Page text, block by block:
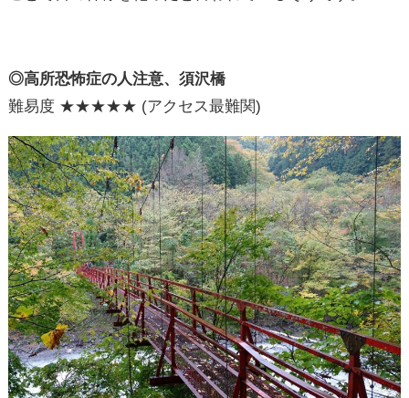
◎高所恐怖症の人注意、須沢橋
難易度 ★★★★★ (アクセス最難関)